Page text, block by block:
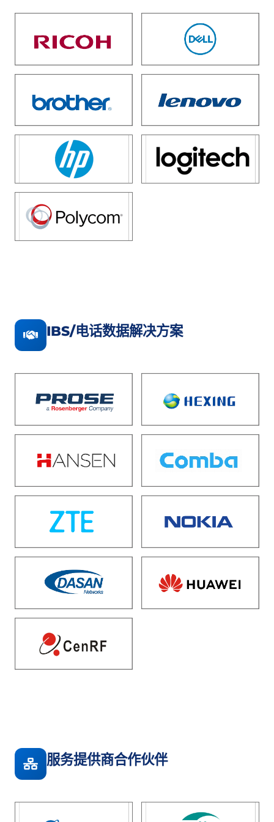
IBS/电话数据解决方案
服务提供商合作伙伴